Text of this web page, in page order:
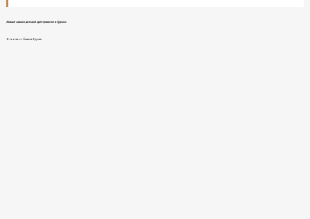
Новый закон о детской преступности в Грузии
Новости, события в Грузии